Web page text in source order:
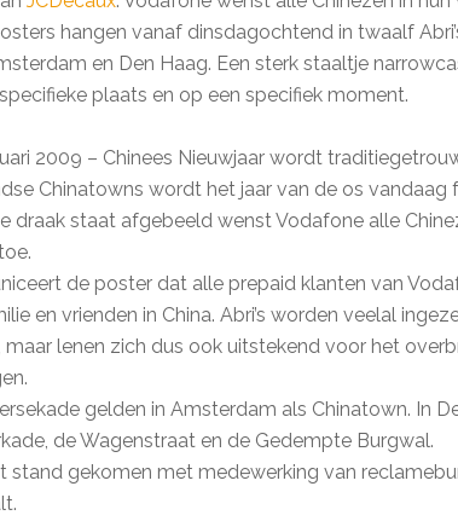
hangen vanaf dinsdagochtend in twaalf
en Den Haag. Een sterk staaltje
plaats en op een specifiek moment.
2009 – Chinees Nieuwjaar wordt
Chinatowns wordt het jaar van de os
draak staat afgebeeld wenst Vodafone alle
de poster dat alle prepaid klanten van
en vrienden in China. Abri’s worden veelal
lenen zich dus ook uitstekend voor het
gelden in Amsterdam als Chinatown. In
de Wagenstraat en de Gedempte Burgwal.
stand gekomen met medewerking van